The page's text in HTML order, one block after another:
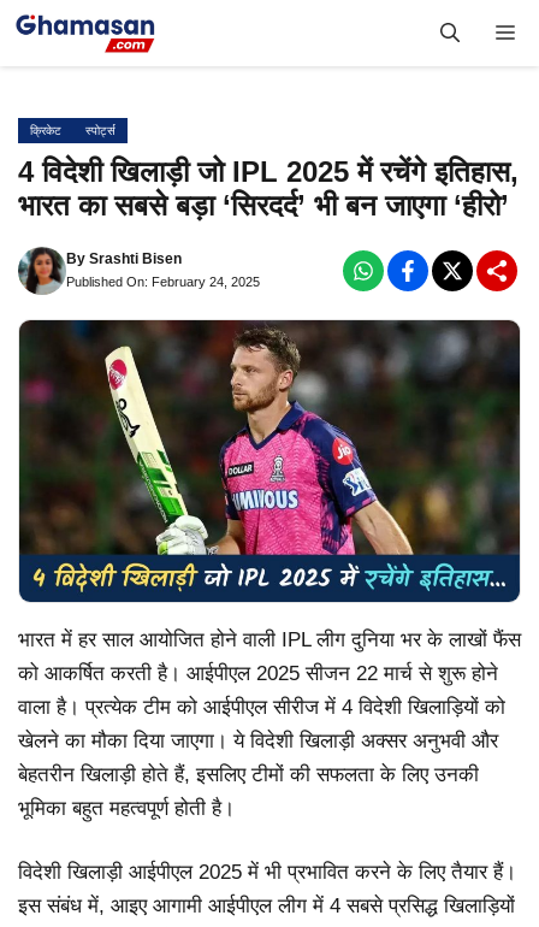
Skip
क्रिकेट स्पोर्ट्स
4 विदेशी खिलाड़ी जो IPL 2025 में रचेंगे इतिहास,
भारत का सबसे बड़ा ‘सिरदर्द’ भी बन जाएगा ‘हीरो’
By Srashti Bisen
Published On: February 24, 2025
भारत में हर साल आयोजित होने वाली IPL लीग दुनिया भर के लाखों फैंस
को आकर्षित करती है। आईपीएल 2025 सीजन 22 मार्च से शुरू होने
वाला है। प्रत्येक टीम को आईपीएल सीरीज में 4 विदेशी खिलाड़ियों को
खेलने का मौका दिया जाएगा। ये विदेशी खिलाड़ी अक्सर अनुभवी और
बेहतरीन खिलाड़ी होते हैं, इसलिए टीमों की सफलता के लिए उनकी
भूमिका बहुत महत्वपूर्ण होती है।
विदेशी खिलाड़ी आईपीएल 2025 में भी प्रभावित करने के लिए तैयार हैं।
इस संबंध में, आइए आगामी आईपीएल लीग में 4 सबसे प्रसिद्ध खिलाड़ियों